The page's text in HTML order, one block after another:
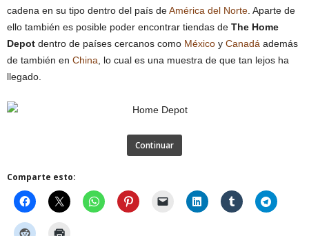
cadena en su tipo dentro del país deAmérica del Norte . Aparte de
ello también es posible poder encontrar tiendas de The Home
Depot dentro de países cercanos como México y Canadá además
de también en China , lo cual es una muestra de que tan lejos ha
llegado.
Continuar
Comparte esto: